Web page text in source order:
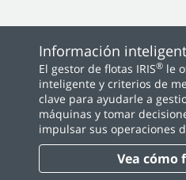
Información
El gestor de flotas IRIS® le
inteligente y criterios de
clave para ayudarle a
máquinas y tomar
impulsar sus operaciones
Vea cómo